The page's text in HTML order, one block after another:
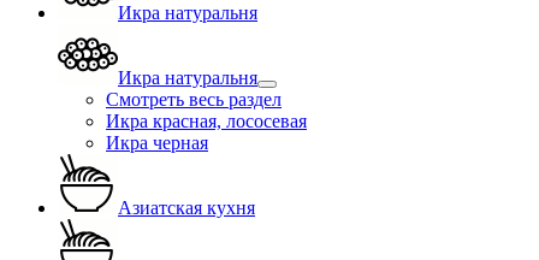
Икра натуральня
Икра натуральня
Смотреть весь раздел
Икра красная, лососевая
Икра черная
Азиатская кухня